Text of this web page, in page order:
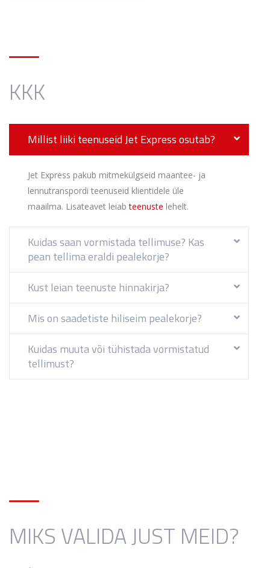
KKK
Millist liiki teenuseid Jet Express osutab?
Jet Express pakub mitmekülgseid maantee- ja
lennutranspordi teenuseid klientidele üle
maailma. Lisateavet leiabteenuste lehelt.
Kuidas saan vormistada tellimuse? Kas
pean tellima eraldi pealekorje?
Kust leian teenuste hinnakirja?
Mis on saadetiste hiliseim pealekorje?
Kuidas muuta või tühistada vormistatud
tellimust?
MIKS VALIDA JUST MEID?